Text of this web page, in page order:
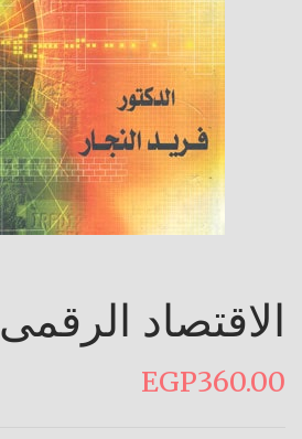
الاقتصاد الرقمى
EGP360.00